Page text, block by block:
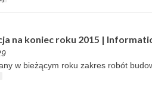
na koniec roku 2015 |
w bieżącym roku zakres robót